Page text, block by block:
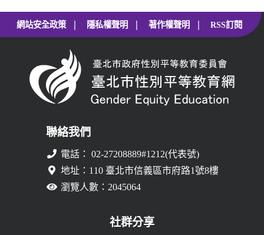
網站安全政策 | 隱私權聲明 | 著作權聲明 | RSS訂閱
聯絡我們
電話： 02-27208889#1212(代表號)
地址：110 臺北市信義區市府路1號8樓
瀏覽人數：2045064
社群分享